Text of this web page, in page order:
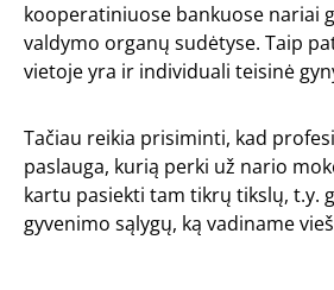
kooperatiniuose bankuose nariai
valdymo organų sudėtyse. Taip
vietoje yra ir individuali teisinė
Tačiau reikia prisiminti, kad
paslauga, kurią perki už nario
kartu pasiekti tam tikrų tikslų, t.y.
gyvenimo sąlygų, ką vadiname